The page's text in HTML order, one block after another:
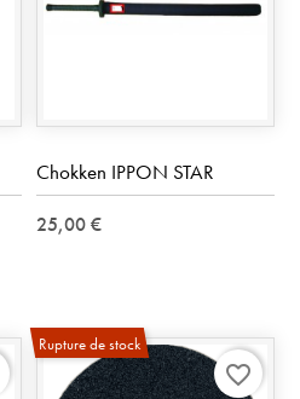
Chokken IPPON STAR
25,00 €
Rupture de stock
favorite_border